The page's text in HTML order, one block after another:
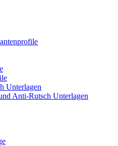
Unterlagen
Anti-Rutsch Unterlagen